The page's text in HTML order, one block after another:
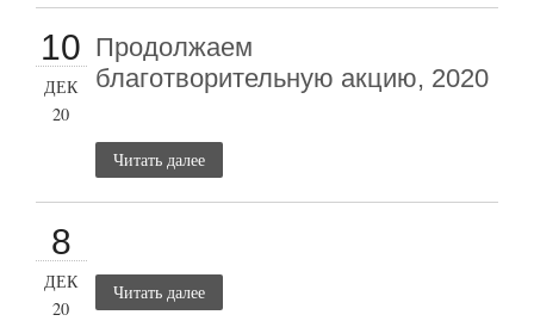
10
ДЕК
20
Продолжаем
благотворительную акцию, 2020
Читать далее
8
ДЕК
20
Читать далее